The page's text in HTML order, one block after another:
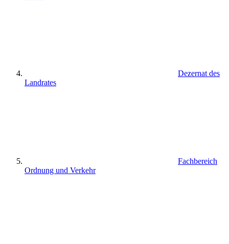
Dezernat des
Landrates
Fachbereich
Ordnung und Verkehr